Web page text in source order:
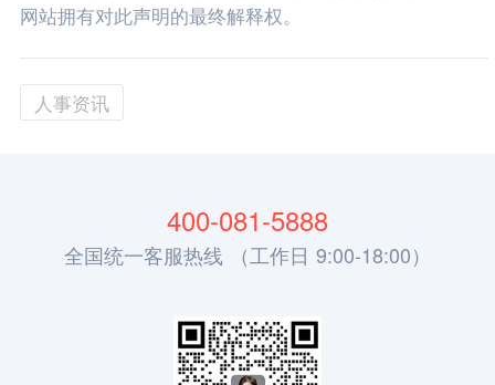
网站拥有对此声明的最终解释权。
人事资讯
400-081-5888
全国统一客服热线 （工作日 9:00-18:00）